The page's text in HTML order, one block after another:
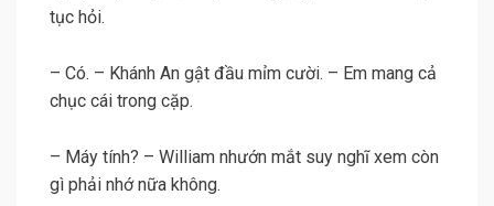
tục hỏi.
– Có. – Khánh An gật đầu mỉm cười. – Em mang cả
chục cái trong cặp.
– Máy tính? – William nhướn mắt suy nghĩ xem còn
gì phải nhớ nữa không.